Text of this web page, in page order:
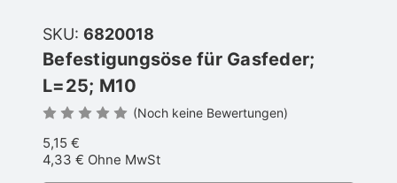
SKU: 6820018
Befestigungsöse für Gasfeder;
L=25; M10
(Noch keine Bewertungen)
5,15 €
4,33 € Ohne MwSt